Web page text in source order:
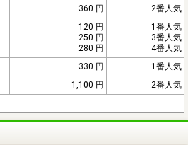
360 円 2番人気
120 円
250 円
280 円
1番人気
3番人気
4番人気
330 円
1番人気
1,100 円
2番人気